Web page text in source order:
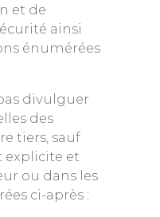
et de
ainsi
énumérées
divulguer
des
tiers, sauf
explicite et
ou dans les
ci-après :